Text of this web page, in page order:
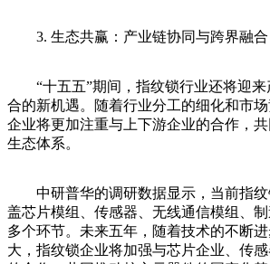
3. 生态共赢：产业链协同与跨界融合
“十五五”期间，指纹锁行业还将迎来
合的新机遇。随着行业分工的细化和市
企业将更加注重与上下游企业的合作，
生态体系。
中研普华的调研数据显示，当前指纹
盖芯片模组、传感器、无线通信模组、
多个环节。未来五年，随着技术的不断
大，指纹锁企业将加强与芯片企业、传